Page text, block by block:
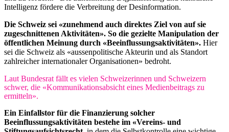
Intelligenz fördere die Verbreitung der Desinformation.
Die Schweiz sei «zunehmend auch direktes Ziel von auf sie
zugeschnittenen Aktivitäten». So die gezielte Manipulation der
öffentlichen Meinung durch «Beeinflussungsaktivitäten». Hier
sei die Schweiz als «aussenpolitische Akteurin und als Standort
zahlreicher internationaler Organisationen» bedroht.
Laut Bundesrat fällt es vielen Schweizerinnen und Schweizern
schwer, die «Kommunikationsabsicht eines Medienbeitrags zu
ermitteln».
Ein Einfallstor für die Finanzierung solcher
Beeinflussungsaktivitäten bestehe im «Vereins- und